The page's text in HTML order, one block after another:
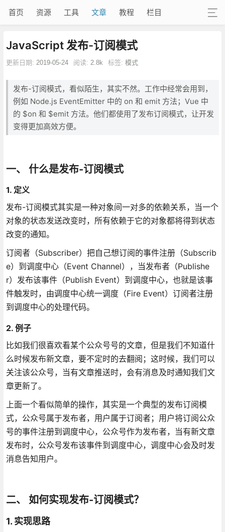
首页 资源 工具 文章 教程 栏目
JavaScript 发布-订阅模式
更新日期: 2019-05-24 阅读: 2.8k 标签: 模式
发布-订阅模式，看似陌生，其实不然。工作中经常会用到，
例如 Node.js EventEmitter 中的 on 和 emit 方法；Vue 中
的 $on 和 $emit 方法。他们都使用了发布订阅模式，让开发
变得更加高效方便。
一、 什么是发布-订阅模式
1. 定义
发布-订阅模式其实是一种对象间一对多的依赖关系，当一个
对象的状态发送改变时，所有依赖于它的对象都将得到状态
改变的通知。
订阅者（Subscriber）把自己想订阅的事件注册（Subscrib
e）到调度中心（Event Channel），当发布者（Publishe
r）发布该事件（Publish Event）到调度中心，也就是该事
件触发时，由调度中心统一调度（Fire Event）订阅者注册
到调度中心的处理代码。
2. 例子
比如我们很喜欢看某个公众号号的文章，但是我们不知道什
么时候发布新文章，要不定时的去翻阅；这时候，我们可以
关注该公众号，当有文章推送时，会有消息及时通知我们文
章更新了。
上面一个看似简单的操作，其实是一个典型的发布订阅模
式，公众号属于发布者，用户属于订阅者；用户将订阅公众
号的事件注册到调度中心，公众号作为发布者，当有新文章
发布时，公众号发布该事件到调度中心，调度中心会及时发
消息告知用户。
二、 如何实现发布-订阅模式？
1. 实现思路